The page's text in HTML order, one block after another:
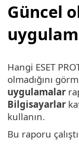
Güncel
Hangi ESET
olmadığını
uygulamalar
Bilgisayarlar
kullanın.
Bu raporu